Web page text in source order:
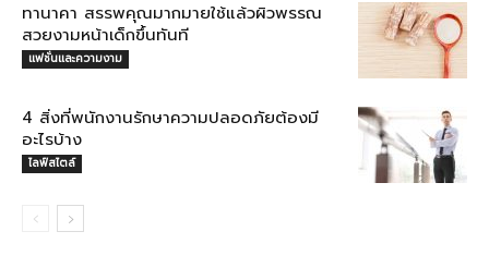
ทานาคา สรรพคุณมากมายใช้แล้วผิวพรรณ
สวยงามหน้าเด็กขึ้นทันที
แฟชั่นและความงาม
4 สิ่งที่พนักงานรักษาความปลอดภัยต้องมี
อะไรบ้าง
ไลฟ์สไตล์